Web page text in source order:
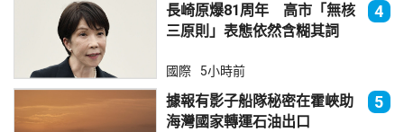
長崎原爆81周年 高市「無核
三原則」表態依然含糊其詞
4
國際 5小時前
據報有影子船隊秘密在霍峽助
海灣國家轉運石油出口
5